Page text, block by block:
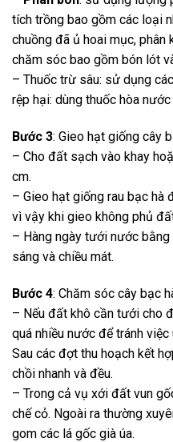
tích trồng bao gồm các loại
chuồng đã ủ hoai mục,
chăm sóc bao gồm bón lót
– Thuốc trừ sâu: sử dụng
rệp hại: dùng thuốc hòa
Bước 3: Gieo hạt giống cây
– Cho đất sạch vào khay
cm.
– Gieo hạt giống rau bạc hà
vì vậy khi gieo không phủ
– Hàng ngày tưới nước
sáng và chiều mát.
Bước 4: Chăm sóc cây bạc
– Nếu đất khô cần tưới cho
quá nhiều nước để tránh
Sau các đợt thu hoạch kết
chồi nhanh và đều.
– Trong cả vụ xới đất vun
chế cỏ. Ngoài ra thường
gom các lá gốc già úa.